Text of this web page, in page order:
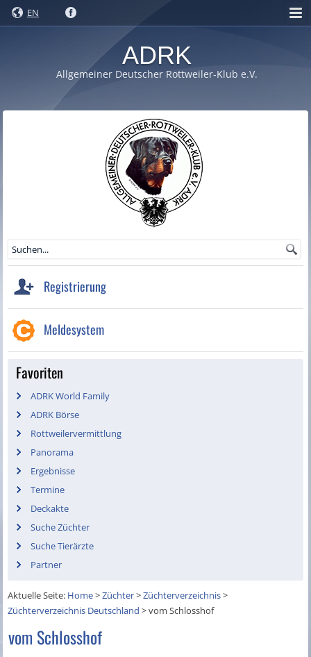
EN
ADRK
Allgemeiner Deutscher Rottweiler-Klub e.V.
Registrierung
Meldesystem
Favoriten
ADRK World Family
ADRK Börse
Rottweilervermittlung
Panorama
Ergebnisse
Termine
Deckakte
Suche Züchter
Suche Tierärzte
Partner
Aktuelle Seite: Home>Züchter>Züchterverzeichnis>
Züchterverzeichnis Deutschland >vom Schlosshof
vom Schlosshof